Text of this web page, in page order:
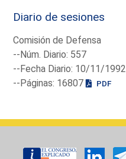
Diario de sesiones
Comisión de Defensa
--Núm. Diario: 557
--Fecha Diario: 10/11/1992
--Páginas: 16807
PDF